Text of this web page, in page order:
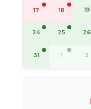
17 18 19
24 25 26
31 1 2